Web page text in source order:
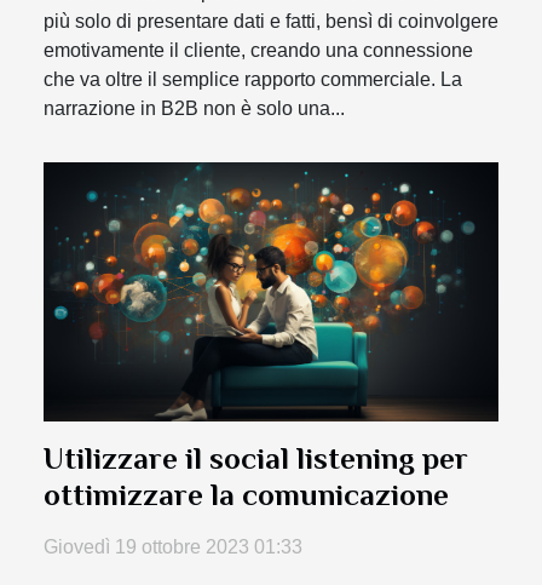
più solo di presentare dati e fatti, bensì di coinvolgere
emotivamente il cliente, creando una connessione
che va oltre il semplice rapporto commerciale. La
narrazione in B2B non è solo una...
Utilizzare il social listening per
ottimizzare la comunicazione
Giovedì 19 ottobre 2023 01:33